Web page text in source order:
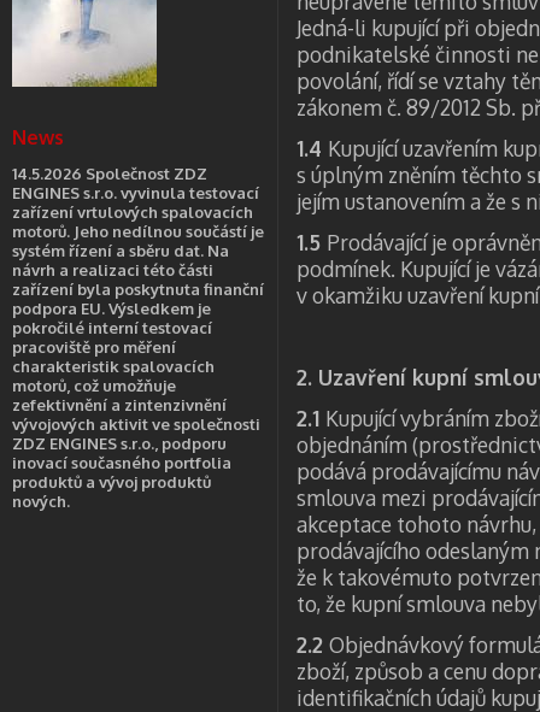
Jedná-li kupující při
podnikatelské činnosti
povolání, řídí se vztahy
zákonem č. 89/2012 Sb.
1.4 Kupující uzavřením
s úplným zněním těchto
jejím ustanovením a že s
1.5 Prodávající je
podmínek. Kupující je
v okamžiku uzavření
2. Uzavření kupní
2.1 Kupující vybráním
objednáním
podává prodávajícímu
smlouva mezi
akceptace tohoto
prodávajícího odeslaným
že k takovémuto
to, že kupní smlouva
2.2Objednávkový
zboží, způsob a cenu
identifikačních údajů
News
14.5.2026 Společnost ZDZ
ENGINES s.r.o. vyvinula testovací
zařízení vrtulových spalovacích
motorů. Jeho nedílnou součástí je
systém řízení a sběru dat. Na
návrh a realizaci této části
zařízení byla poskytnuta finanční
podpora EU. Výsledkem je
pokročilé interní testovací
pracoviště pro měření
charakteristik spalovacích
motorů, což umožňuje
zefektivnění a zintenzivnění
vývojových aktivit ve společnosti
ZDZ ENGINES s.r.o., podporu
inovací současného portfolia
produktů a vývoj produktů
nových.